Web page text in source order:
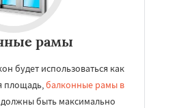
рамы
будет использоваться как
площадь,балконные рамы в
должны быть максимально